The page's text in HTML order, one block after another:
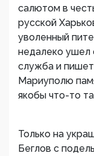
салютом в
русской
уволенный
недалеко ушел
служба и
Мариуполю
якобы что-то
Только на
Беглов с